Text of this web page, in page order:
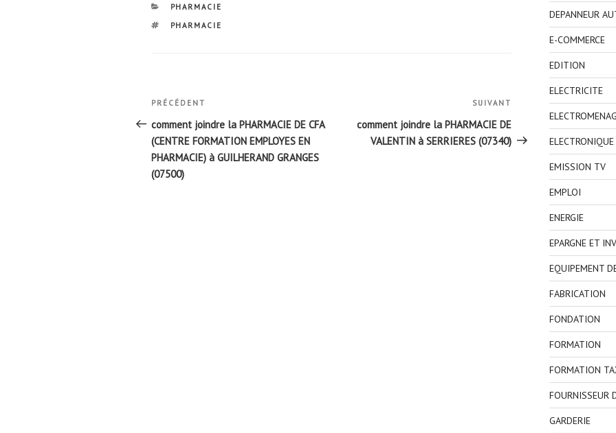
CATÉGORIES
PHARMACIE
ÉTIQUETTES
PHARMACIE
Navigation
de
l’article
Article
précédent
PRÉCÉDENT
comment joindre la PHARMACIE DE CFA
(CENTRE FORMATION EMPLOYES EN
PHARMACIE) à GUILHERAND GRANGES
(07500)
suivant
SUIVANT
comment joindre la PHARMACIE DE
VALENTIN à SERRIERES (07340)
DEPANNEUR
E-COMMERCE
EDITION
ELECTRICITE
EMISSION TV
EMPLOI
ENERGIE
EPARGNE ET
EQUIPEMENT
FABRICATION
FONDATION
FORMATION
FORMATION
FOURNISSEUR
GARDERIE